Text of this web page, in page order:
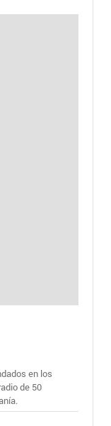
en los
de 50